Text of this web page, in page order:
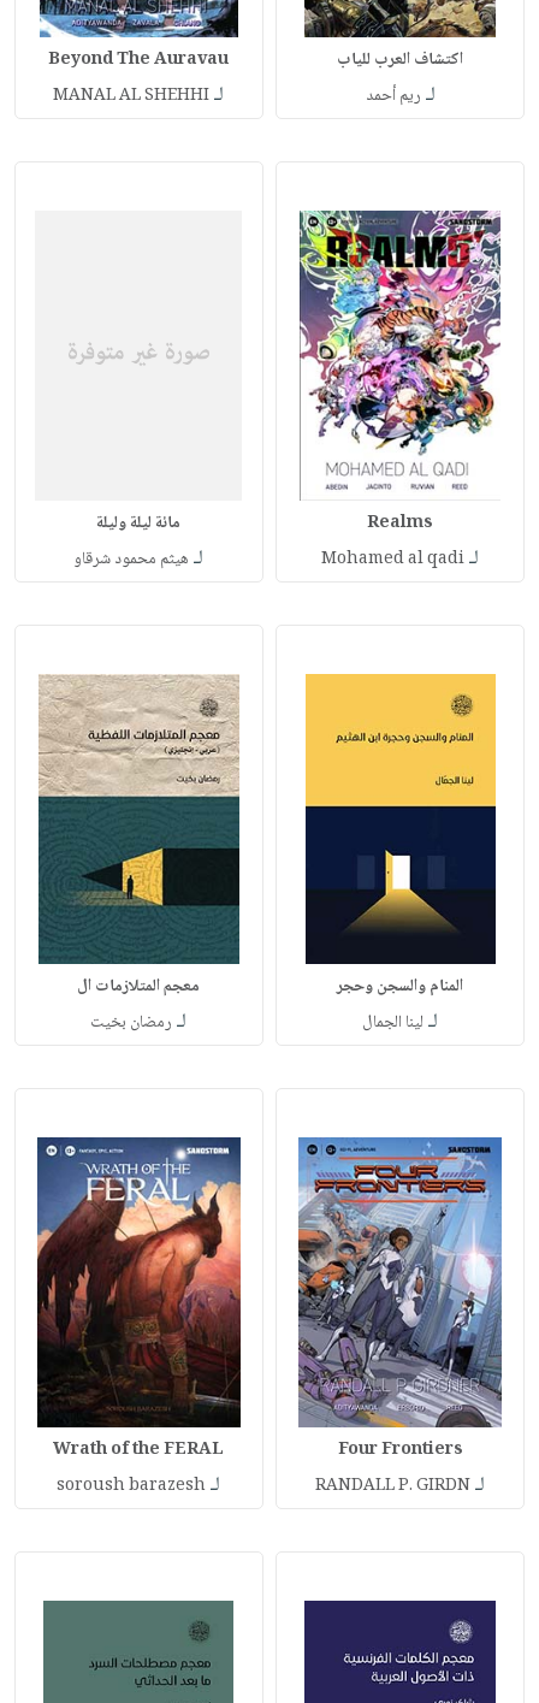
اكتشاف العرب للياب
لـ ريم أحمد
Beyond The Auravau
لـMANAL AL SHEHHI
Realms
لـMohamed al qadi
مائة ليلة وليلة
لـ هيثم محمود شرقاو
المنام والسجن وحجر
لـ لينا الجمال
معجم المتلازمات ال
لـ رمضان بخيت
Four Frontiers
لـRANDALL P. GIRDN
Wrath of the FERAL
لـsoroush barazesh